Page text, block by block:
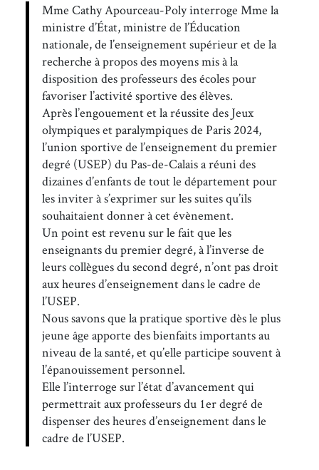
Mme Cathy Apourceau-Poly interroge Mme la
ministre d’État, ministre de l’Éducation
nationale, de l’enseignement supérieur et de la
recherche à propos des moyens mis à la
disposition des professeurs des écoles pour
favoriser l’activité sportive des élèves.
Après l’engouement et la réussite des Jeux
olympiques et paralympiques de Paris 2024,
l’union sportive de l’enseignement du premier
degré (USEP) du Pas-de-Calais a réuni des
dizaines d’enfants de tout le département pour
les inviter à s’exprimer sur les suites qu’ils
souhaitaient donner à cet évènement.
Un point est revenu sur le fait que les
enseignants du premier degré, à l’inverse de
leurs collègues du second degré, n’ont pas droit
aux heures d’enseignement dans le cadre de
l’USEP.
Nous savons que la pratique sportive dès le plus
jeune âge apporte des bienfaits importants au
niveau de la santé, et qu’elle participe souvent à
l’épanouissement personnel.
Elle l’interroge sur l’état d’avancement qui
permettrait aux professeurs du 1er degré de
dispenser des heures d’enseignement dans le
cadre de l’USEP.